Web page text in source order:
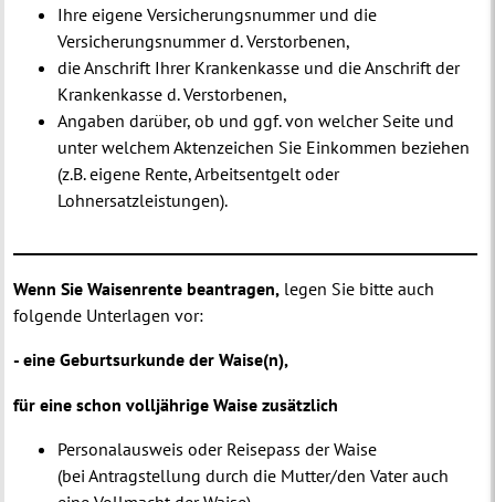
Ihre eigene Versicherungsnummer und die
Versicherungsnummer d. Verstorbenen,
die Anschrift Ihrer Krankenkasse und die Anschrift der
Krankenkasse d. Verstorbenen,
Angaben darüber, ob und ggf. von welcher Seite und
unter welchem Aktenzeichen Sie Einkommen beziehen
(z.B. eigene Rente, Arbeitsentgelt oder
Lohnersatzleistungen).
Wenn Sie Waisenrente beantragen, legen Sie bitte auch
folgende Unterlagen vor:
- eine Geburtsurkunde der Waise(n),
für eine schon volljährige Waise zusätzlich
Personalausweis oder Reisepass der Waise
(bei Antragstellung durch die Mutter/den Vater auch